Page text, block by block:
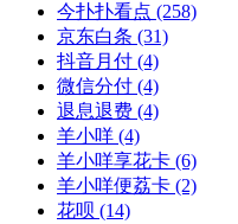
今扑扑看点 (258)
京东白条 (31)
抖音月付 (4)
微信分付 (4)
退息退费 (4)
羊小咩 (4)
羊小咩享花卡 (6)
羊小咩便荔卡 (2)
花呗 (14)